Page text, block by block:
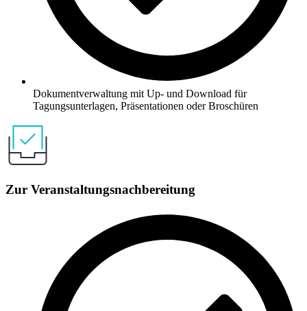
Dokumentverwaltung mit Up- und Download für
Tagungsunterlagen, Präsentationen oder Broschüren​
Zur Veranstaltungsnachbereitung